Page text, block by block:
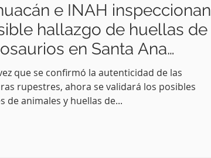
e INAH inspeccionan
hallazgo de huellas de
en Santa Ana
que se confirmó la autenticidad de las
rupestres, ahora se validará los posibles
de animales y huellas de...